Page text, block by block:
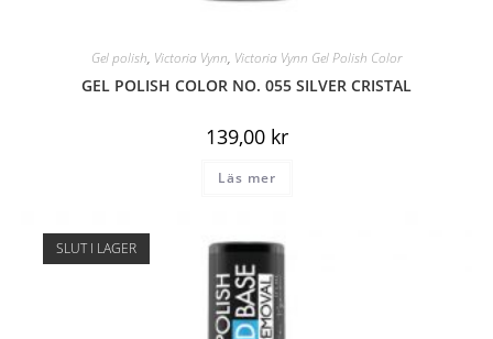
Gel polish, Victoria Vynn, Victoria Vynn Gel Polish Color
GEL POLISH COLOR NO. 055 SILVER CRISTAL
139,00 kr
Läs mer
SLUT I LAGER